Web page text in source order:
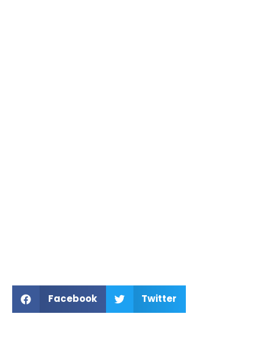
Facebook Twitter